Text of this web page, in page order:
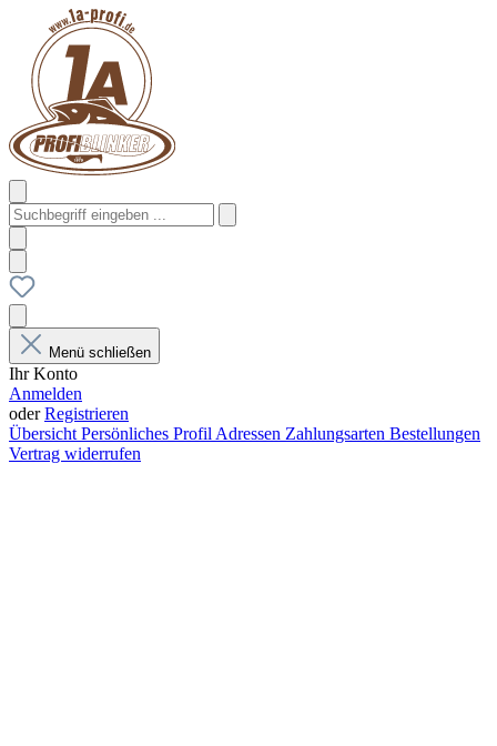
Menü schließen
Ihr Konto
Anmelden
oderRegistrieren
Übersicht Persönliches Profil Adressen Zahlungsarten Bestellungen
Vertrag widerrufen